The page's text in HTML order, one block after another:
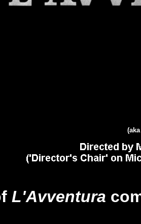
L'Avventura